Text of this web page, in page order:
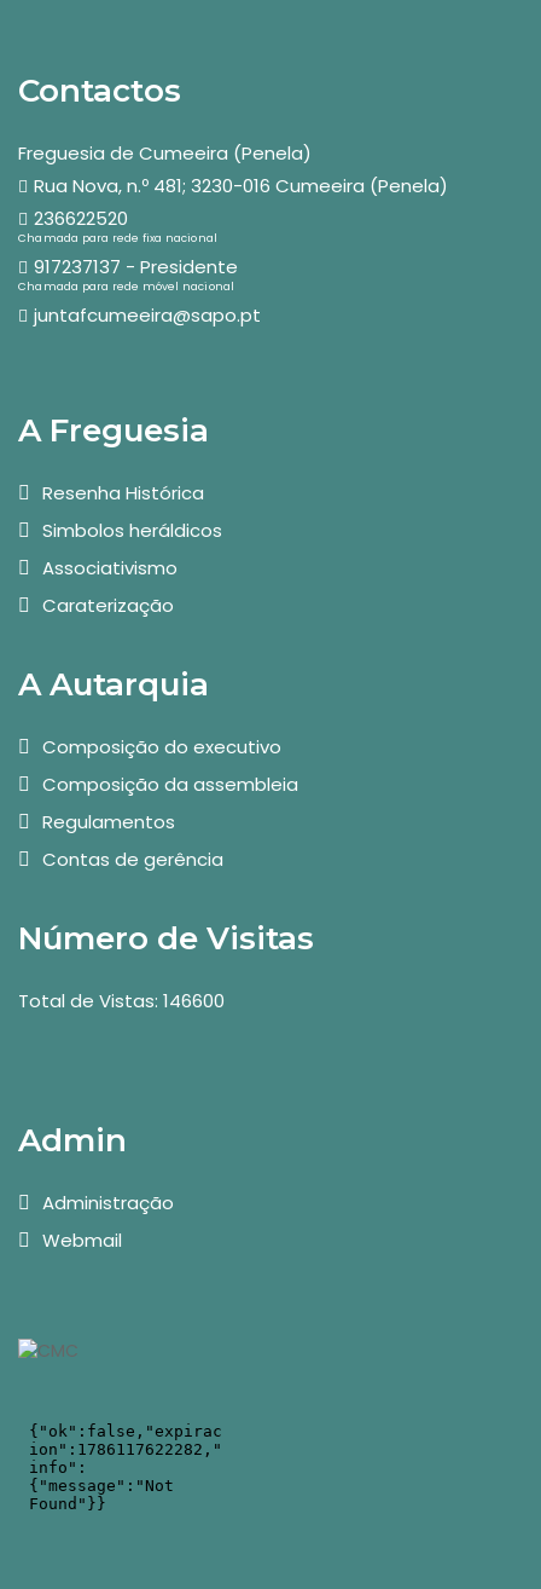
Contactos
Freguesia de Cumeeira (Penela)
Rua Nova, n.º 481; 3230-016 Cumeeira (Penela)
236622520
Chamada para rede fixa nacional
917237137 - Presidente
Chamada para rede móvel nacional
juntafcumeeira@sapo.pt
A Freguesia
Resenha Histórica
Simbolos heráldicos
Associativismo
Caraterização
A Autarquia
Composição do executivo
Composição da assembleia
Regulamentos
Contas de gerência
Número de Visitas
Total de Vistas: 146600
Admin
Administração
Webmail